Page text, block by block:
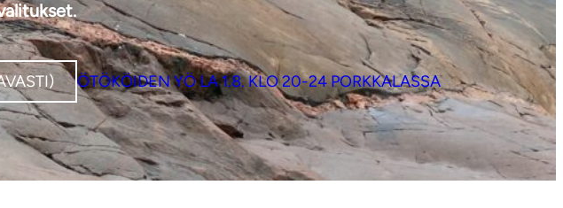
ÖTÖKÖIDEN YÖ LA 1.8. KLO 20-24 PORKKALASSA